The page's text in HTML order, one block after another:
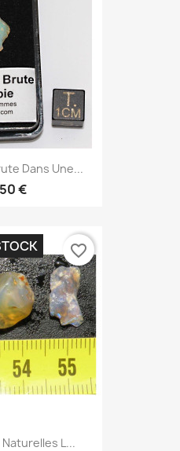
Dans Une...
€
L...
favorite_border